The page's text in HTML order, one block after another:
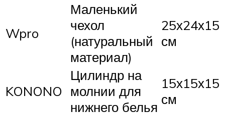
Wpro
Маленький
чехол
(натуральный
материал)
25х24х15
см
KONONO
Цилиндр на
молнии для
нижнего белья
15х15х15
см